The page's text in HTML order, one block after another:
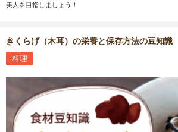
美人を目指しましょう！
きくらげ（木耳）の栄養と保存方法の豆知識
料理